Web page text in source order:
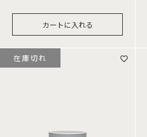
カートに入れる
在庫切れ